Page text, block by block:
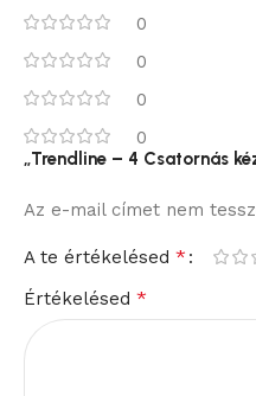
0
0
0
0
„Trendline – 4 Csatornás
Az e-mail címet nem
A te értékelésed *
Értékelésed *